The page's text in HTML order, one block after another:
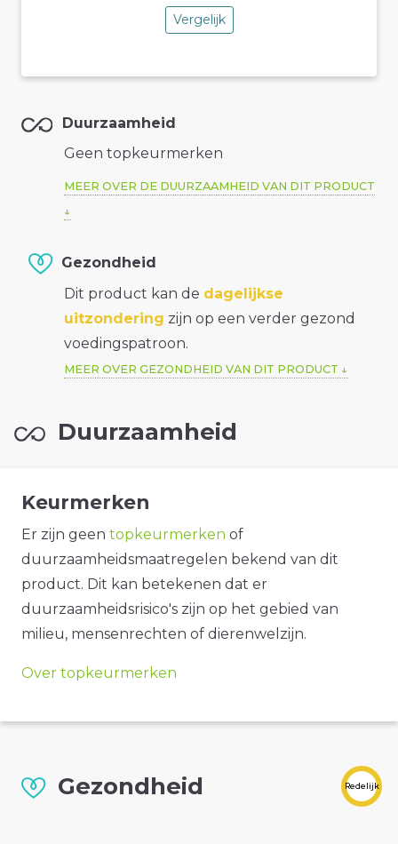
Vergelijk
Duurzaamheid
Geen topkeurmerken
MEER OVER DE DUURZAAMHEID VAN DIT PRODUCT
Gezondheid
Dit product kan de dagelijkse
uitzondering zijn op een verder gezond
voedingspatroon.
MEER OVER GEZONDHEID VAN DIT PRODUCT
Duurzaamheid
Keurmerken
Er zijn geen topkeurmerken of
duurzaamheidsmaatregelen bekend van dit
product. Dit kan betekenen dat er
duurzaamheidsrisico's zijn op het gebied van
milieu, mensenrechten of dierenwelzijn.
Over topkeurmerken
Gezondheid Redelijk